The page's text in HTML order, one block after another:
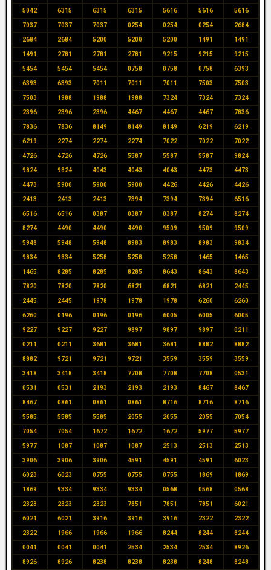
5042 6315 6315 6315 5616 5616 5616
7037 7037 7037 0254 0254 0254 2684
2684 2684 5200 5200 5200 1491 1491
1491 2781 2781 2781 9215 9215 9215
5454 5454 5454 0758 0758 0758 6393
6393 6393 7011 7011 7011 7503 7503
7503 1988 1988 1988 7324 7324 7324
2396 2396 2396 4467 4467 4467 7836
7836 7836 8149 8149 8149 6219 6219
6219 2274 2274 2274 7022 7022 7022
4726 4726 4726 5587 5587 5587 9824
9824 9824 4043 4043 4043 4473 4473
4473 5900 5900 5900 4426 4426 4426
2413 2413 2413 7394 7394 7394 6516
6516 6516 0387 0387 0387 8274 8274
8274 4490 4490 4490 9509 9509 9509
5948 5948 5948 8983 8983 8983 9834
9834 9834 5258 5258 5258 1465 1465
1465 8285 8285 8285 8643 8643 8643
7820 7820 7820 6821 6821 6821 2445
2445 2445 1978 1978 1978 6260 6260
6260 0196 0196 0196 6005 6005 6005
9227 9227 9227 9897 9897 9897 0211
0211 0211 3681 3681 3681 8882 8882
8882 9721 9721 9721 3559 3559 3559
3418 3418 3418 7708 7708 7708 0531
0531 0531 2193 2193 2193 8467 8467
8467 0861 0861 0861 8716 8716 8716
5585 5585 5585 2055 2055 2055 7054
7054 7054 1672 1672 1672 5977 5977
5977 1087 1087 1087 2513 2513 2513
3906 3906 3906 4591 4591 4591 6023
6023 6023 0755 0755 0755 1869 1869
1869 9334 9334 9334 0568 0568 0568
2323 2323 2323 7851 7851 7851 6021
6021 6021 3916 3916 3916 2322 2322
2322 1966 1966 1966 8244 8244 8244
0041 0041 0041 2534 2534 2534 8926
8926 8926 8238 8238 8238 8248 8248